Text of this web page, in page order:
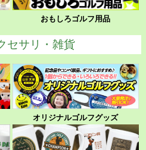
おもしろゴルフ用品
セサリ・雑貨
オリジナルゴルフグッズ